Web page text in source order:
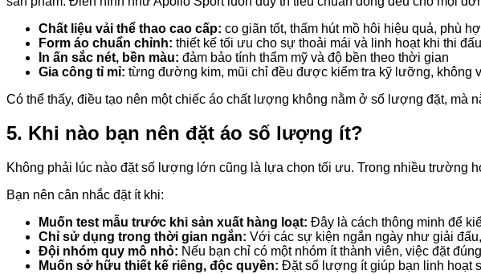
Chất liệu vải thể thao cao cấp: co giãn tốt, thấm hút mồ hôi hiệu quả, phù
Form áo chuẩn chỉnh: thiết kế tối ưu cho sự thoải mái và linh hoạt khi thi
In ấn sắc nét, bền màu: đảm bảo tính thẩm mỹ và độ bền theo thời gian
Gia công tỉ mỉ: từng đường kim, mũi chỉ đều được kiểm tra kỹ lưỡng, không
Có thể thấy, điều tạo nên một chiếc áo chất lượng không nằm ở số lượng đặt, mà
5. Khi nào bạn nên đặt áo số lượng ít?
Không phải lúc nào đặt số lượng lớn cũng là lựa chọn tối ưu. Trong nhiều
Bạn nên cân nhắc đặt ít khi:
Muốn test mẫu trước khi sản xuất hàng loạt: Đây là cách thông minh để
Chỉ sử dụng trong thời gian ngắn: Với các sự kiện ngắn ngày như giải
Đội nhóm quy mô nhỏ: Nếu bạn chỉ có một nhóm ít thành viên, việc đặt
Muốn sở hữu thiết kế riêng, độc quyền: Đặt số lượng ít giúp bạn linh hoạt